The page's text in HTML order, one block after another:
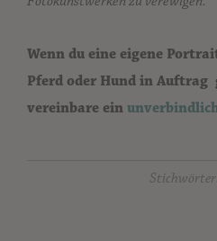
Wenn du eine eigene
Pferd oder Hund in Auftrag
vereinbare ein